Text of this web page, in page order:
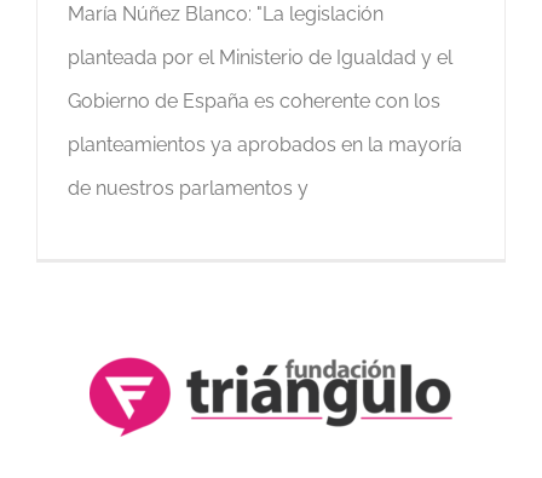
María Núñez Blanco: "La legislación
planteada por el Ministerio de Igualdad y el
Gobierno de España es coherente con los
planteamientos ya aprobados en la mayoría
de nuestros parlamentos y